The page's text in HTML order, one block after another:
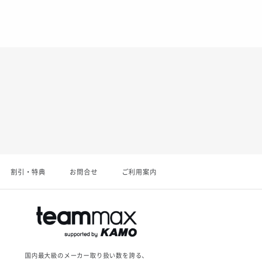
割引・特典 お問合せ ご利用案内
国内最大級のメーカー取り扱い数を誇る、